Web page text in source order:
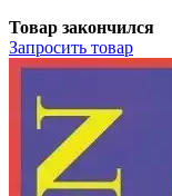
Товар закончился
Запросить товар